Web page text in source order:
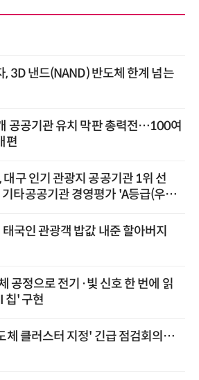
, 3D 낸드(NAND) 반도체 한계 넘는
공공기관 유치 막판 총력전…100여
편
구 인기 관광지 공공기관 1위 선
타공공기관 경영평가 'A등급(우수)'
국인 관광객 밥값 내준 할아버지
공정으로 전기·빛 신호 한 번에 읽
칩' 구현
체 클러스터 지정' 긴급 점검회의…